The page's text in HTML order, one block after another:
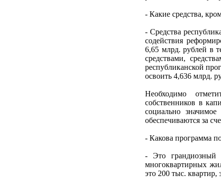
- Какие средства,
- Средства
содействия
6,65 млрд. рублей в
средствами,
республиканской
освоить 4,636 млрд.
Необходимо
собственников в
социально
обеспечиваются за
- Какова программа
- Это грандиозный
многоквартирных
это 200 тыс. квартир,